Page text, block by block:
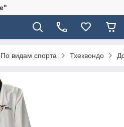
По видам спорта Тхеквондо